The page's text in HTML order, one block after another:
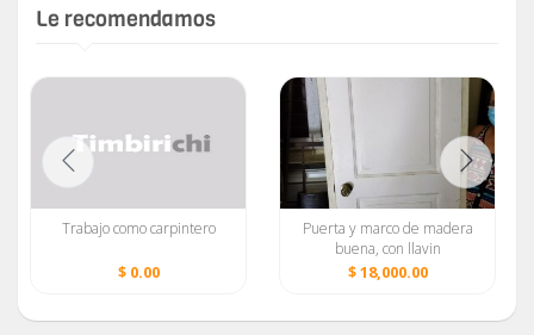
Le recomendamos
Trabajo como carpintero
$ 0.00
Puerta y marco de madera
buena, con llavin
$ 18,000.00